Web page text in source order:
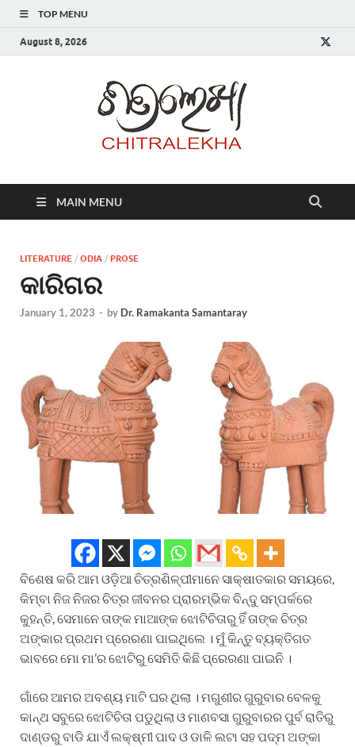
TOP MENU
August 8, 2026
MAIN MENU
LITERATURE / ODIA / PROSE
କାରିଗର
January 1, 2023 - by Dr. Ramakanta Samantaray
ବିଶେଷ କରି ଆମ ଓଡ଼ିଆ ଚିତ୍ରଶିଳ୍ପୀମାନେ ସାକ୍ଷାତକାର ସମୟରେ,
କିମ୍ବା ନିଜ ନିଜର ଚିତ୍ର ଜୀବନର ପ୍ରାରମ୍ଭିକ ବିନ୍ଦୁ ସମ୍ପର୍କରେ
କୁହନ୍ତି, ସେମାନେ ତାଙ୍କ ମାଆଙ୍କ ଝୋଟିଚିତାରୁ ହିଁ ତାଙ୍କ ଚିତ୍ର
ଅଙ୍କାର ପ୍ରଥମ ପ୍ରେରଣା ପାଇଥିଲେ । ମୁଁ କିନ୍ତୁ ବ୍ୟକ୍ତିଗତ
ଭାବରେ ମୋ ମା’ର ଝୋଟିରୁ ସେମିତି କିଛି ପ୍ରେରଣା ପାଇନି ।
ଗାଁରେ ଆମର ଅବଶ୍ୟ ମାଟି ଘର ଥିଲା । ମଗୁଶୀର ଗୁରୁବାର ବେଳକୁ
କାନ୍ଥ ସବୁରେ ଝୋଟିଚିତା ପଡୁଥିଲା ଓ ମାଣବସା ଗୁରୁବାରର ପୁର୍ବ ରାତିରୁ
ଦାଣ୍ଡରୁ ବାଡି ଯାଏଁ ଲକ୍ଷ୍ମୀ ପାଦ ଓ ଡାଳି ଲଟା ସହ ପଦ୍ମ ଅଙ୍କା